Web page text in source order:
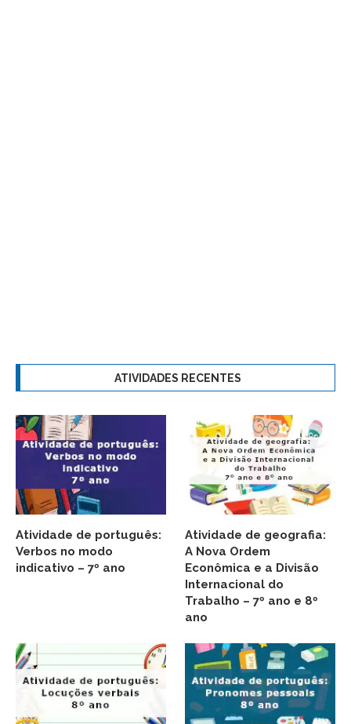
ATIVIDADES RECENTES
Atividade de português:
Verbos no modo
indicativo – 7º ano
Atividade de geografia:
A Nova Ordem
Econômica e a Divisão
Internacional do
Trabalho – 7º ano e 8º
ano